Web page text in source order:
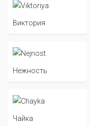
Виктория
Нежность
Чайка